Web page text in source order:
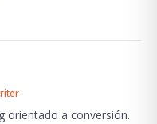
orientado a conversión.